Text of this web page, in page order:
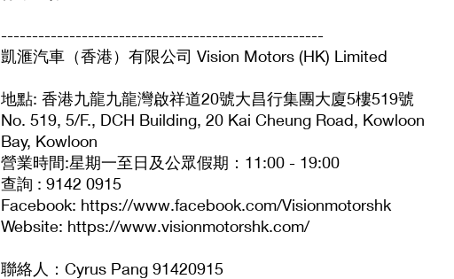
----------------------------------------------------
凱滙汽車（香港）有限公司 Vision Motors (HK) Limited
地點: 香港九龍九龍灣啟祥道20號大昌行集團大廈5樓519號
No. 519, 5/F., DCH Building, 20 Kai Cheung Road, Kowloon
Bay, Kowloon
營業時間:星期一至日及公眾假期：11:00 - 19:00
查詢 : 9142 0915
Facebook: https://www.facebook.com/Visionmotorshk
Website: https://www.visionmotorshk.com/
聯絡人：Cyrus Pang 91420915